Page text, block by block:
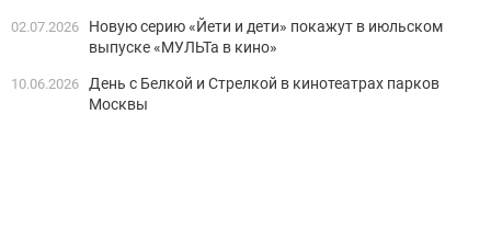
02.07.2026
Новую серию «Йети и дети» покажут в июльском
выпуске «МУЛЬТа в кино»
10.06.2026
День с Белкой и Стрелкой в кинотеатрах парков
Москвы